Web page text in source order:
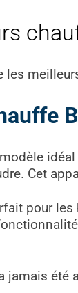
Cet
pour
jamais